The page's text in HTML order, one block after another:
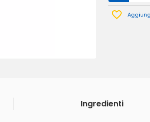
Ingredienti